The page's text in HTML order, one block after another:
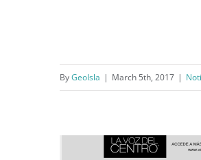
Cocoa Farms,
Hurricanes
ByGeoIsla | March 5th, 2017 |